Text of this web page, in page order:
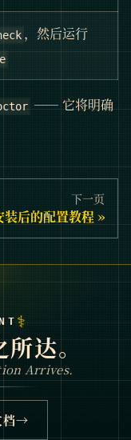
，然后运行
—— 它将明确
下一页
装后的配置教程
⚕
达。
Arrives.
→